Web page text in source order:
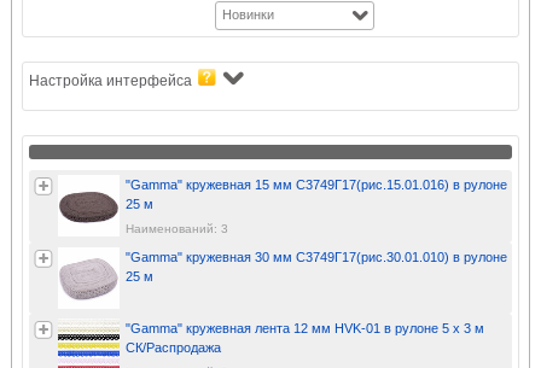
Новинки
Настройка интерфейса
"Gamma" кружевная 15 мм С3749Г17(рис.15.01.016) в рулоне
25 м
Наименований: 3
"Gamma" кружевная 30 мм С3749Г17(рис.30.01.010) в рулоне
25 м
"Gamma" кружевная лента 12 мм HVK-01 в рулоне 5 x 3 м
СК/Распродажа